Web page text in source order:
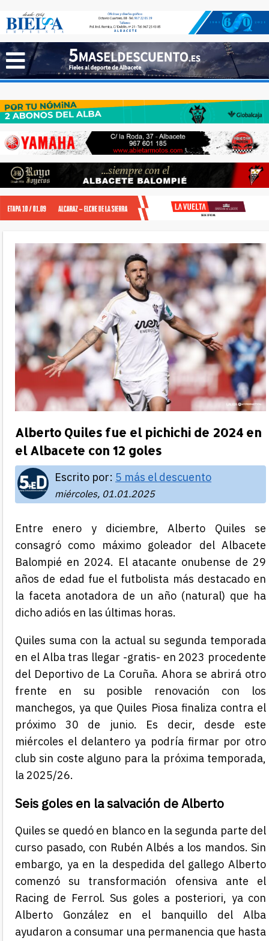
Alberto Quiles fue el pichichi de 2024 en
el Albacete con 12 goles
Escrito por: 5 más el descuento
miércoles, 01.01.2025
Entre enero y diciembre, Alberto Quiles se
consagró como máximo goleador del Albacete
Balompié en 2024. El atacante onubense de 29
años de edad fue el futbolista más destacado en
la faceta anotadora de un año (natural) que ha
dicho adiós en las últimas horas.
Quiles suma con la actual su segunda temporada
en el Alba tras llegar -gratis- en 2023 procedente
del Deportivo de La Coruña. Ahora se abrirá otro
frente en su posible renovación con los
manchegos, ya que Quiles Piosa finaliza contra el
próximo 30 de junio. Es decir, desde este
miércoles el delantero ya podría firmar por otro
club sin coste alguno para la próxima temporada,
la 2025/26.
Seis goles en la salvación de Alberto
Quiles se quedó en blanco en la segunda parte del
curso pasado, con Rubén Albés a los mandos. Sin
embargo, ya en la despedida del gallego Alberto
comenzó su transformación ofensiva ante el
Racing de Ferrol. Sus goles a posteriori, ya con
Alberto González en el banquillo del Alba
ayudaron a consumar una permanencia que hasta